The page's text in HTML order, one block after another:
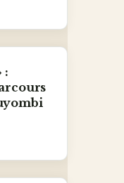
: